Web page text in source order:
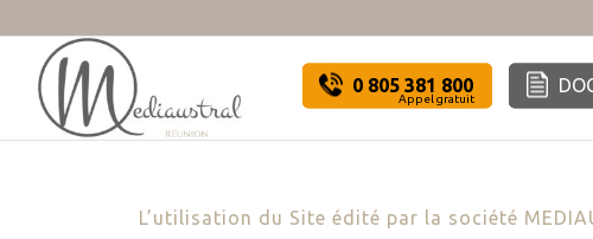
0 805 381 800
Appel gratuit
L’utilisation du Site édité par la société